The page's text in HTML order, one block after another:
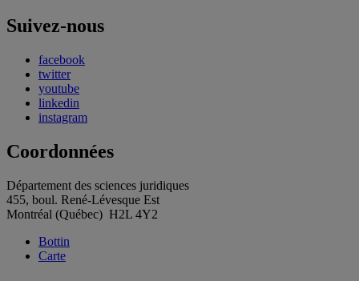
Suivez-nous
facebook
twitter
youtube
linkedin
instagram
Coordonnées
Département des sciences juridiques
455, boul. René-Lévesque Est
Montréal (Québec) H2L 4Y2
Bottin
Carte